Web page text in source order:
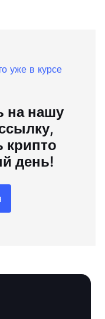
уже в курсе
на нашу
крипто
день!